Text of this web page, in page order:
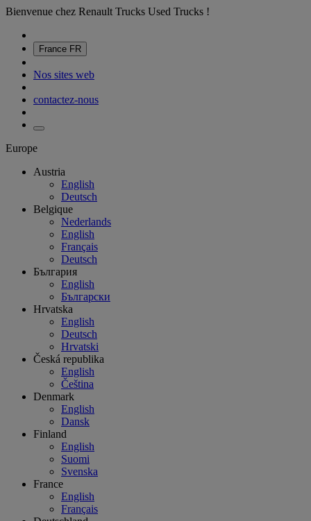
Bienvenue chez Renault Trucks Used Trucks !
France FR
Nos sites web
contactez-nous
Europe
Austria
English
Deutsch
Belgique
Nederlands
English
Français
Deutsch
България
English
Български
Hrvatska
English
Deutsch
Hrvatski
Česká republika
English
Čeština
Denmark
English
Dansk
Finland
English
Suomi
Svenska
France
English
Français